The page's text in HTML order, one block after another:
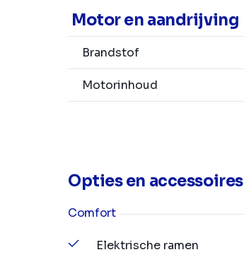
Motor en aandrijving
Brandstof
Motorinhoud
Opties en accessoires
Comfort
Elektrische ramen